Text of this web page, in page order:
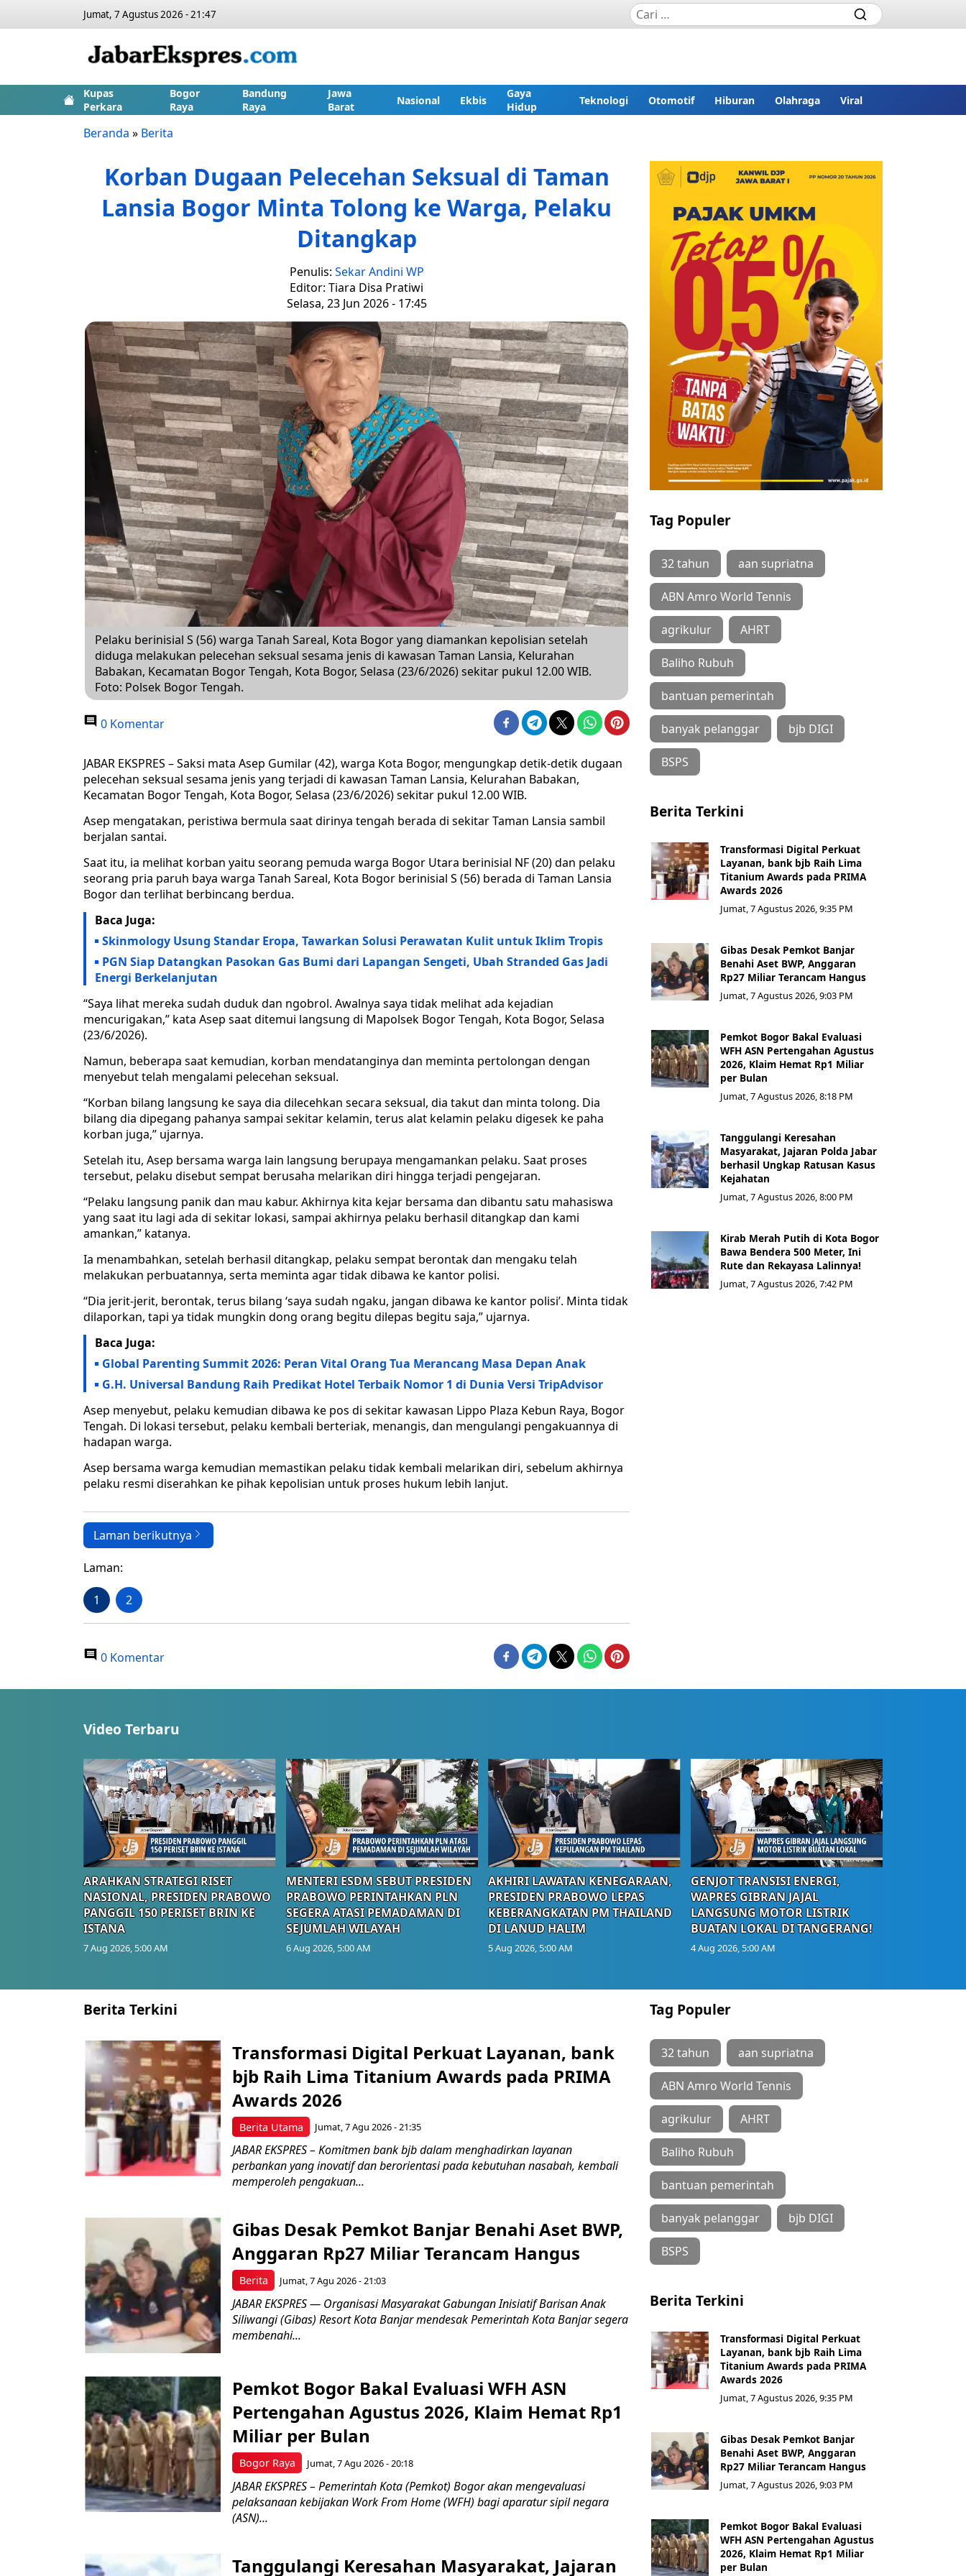
Jumat, 7 Agustus 2026 - 21:47
Kupas
Perkara
Bogor
Raya
Bandung
Raya
Jawa
Barat
Nasional Ekbis
Gaya
Hidup
Teknologi Otomotif Hiburan Olahraga Viral
Beranda » Berita
Korban Dugaan Pelecehan Seksual di Taman
Lansia Bogor Minta Tolong ke Warga, Pelaku
Ditangkap
Penulis: Sekar Andini WP
Editor: Tiara Disa Pratiwi
Selasa, 23 Jun 2026 - 17:45
Pelaku berinisial S (56) warga Tanah Sareal, Kota Bogor yang diamankan kepolisian setelah
diduga melakukan pelecehan seksual sesama jenis di kawasan Taman Lansia, Kelurahan
Babakan, Kecamatan Bogor Tengah, Kota Bogor, Selasa (23/6/2026) sekitar pukul 12.00 WIB.
Foto: Polsek Bogor Tengah.
0 Komentar
JABAR EKSPRES – Saksi mata Asep Gumilar (42), warga Kota Bogor, mengungkap detik-detik dugaan
pelecehan seksual sesama jenis yang terjadi di kawasan Taman Lansia, Kelurahan Babakan,
Kecamatan Bogor Tengah, Kota Bogor, Selasa (23/6/2026) sekitar pukul 12.00 WIB.
Asep mengatakan, peristiwa bermula saat dirinya tengah berada di sekitar Taman Lansia sambil
berjalan santai.
Saat itu, ia melihat korban yaitu seorang pemuda warga Bogor Utara berinisial NF (20) dan pelaku
seorang pria paruh baya warga Tanah Sareal, Kota Bogor berinisial S (56) berada di Taman Lansia
Bogor dan terlihat berbincang berdua.
Baca Juga:
Skinmology Usung Standar Eropa, Tawarkan Solusi Perawatan Kulit untuk Iklim Tropis
PGN Siap Datangkan Pasokan Gas Bumi dari Lapangan Sengeti, Ubah Stranded Gas Jadi
Energi Berkelanjutan
“Saya lihat mereka sudah duduk dan ngobrol. Awalnya saya tidak melihat ada kejadian
mencurigakan,” kata Asep saat ditemui langsung di Mapolsek Bogor Tengah, Kota Bogor, Selasa
(23/6/2026).
Namun, beberapa saat kemudian, korban mendatanginya dan meminta pertolongan dengan
menyebut telah mengalami pelecehan seksual.
“Korban bilang langsung ke saya dia dilecehkan secara seksual, dia takut dan minta tolong. Dia
bilang dia dipegang pahanya sampai sekitar kelamin, terus alat kelamin pelaku digesek ke paha
korban juga,” ujarnya.
Setelah itu, Asep bersama warga lain langsung berupaya mengamankan pelaku. Saat proses
tersebut, pelaku disebut sempat berusaha melarikan diri hingga terjadi pengejaran.
“Pelaku langsung panik dan mau kabur. Akhirnya kita kejar bersama dan dibantu satu mahasiswa
yang saat itu lagi ada di sekitar lokasi, sampai akhirnya pelaku berhasil ditangkap dan kami
amankan,” katanya.
Ia menambahkan, setelah berhasil ditangkap, pelaku sempat berontak dan mengaku telah
melakukan perbuatannya, serta meminta agar tidak dibawa ke kantor polisi.
“Dia jerit-jerit, berontak, terus bilang ‘saya sudah ngaku, jangan dibawa ke kantor polisi’. Minta tidak
dilaporkan, tapi ya tidak mungkin dong orang begitu dilepas begitu saja,” ujarnya.
Baca Juga:
Global Parenting Summit 2026: Peran Vital Orang Tua Merancang Masa Depan Anak
G.H. Universal Bandung Raih Predikat Hotel Terbaik Nomor 1 di Dunia Versi TripAdvisor
Asep menyebut, pelaku kemudian dibawa ke pos di sekitar kawasan Lippo Plaza Kebun Raya, Bogor
Tengah. Di lokasi tersebut, pelaku kembali berteriak, menangis, dan mengulangi pengakuannya di
hadapan warga.
Asep bersama warga kemudian memastikan pelaku tidak kembali melarikan diri, sebelum akhirnya
pelaku resmi diserahkan ke pihak kepolisian untuk proses hukum lebih lanjut.
Laman berikutnya
Laman:
1 2
0 Komentar
Tag Populer
32 tahun aan supriatna
ABN Amro World Tennis
agrikulur AHRT
Baliho Rubuh
bantuan pemerintah
banyak pelanggar bjb DIGI
BSPS
Berita Terkini
Transformasi Digital Perkuat
Layanan, bank bjb Raih Lima
Titanium Awards pada PRIMA
Awards 2026
Jumat, 7 Agustus 2026, 9:35 PM
Gibas Desak Pemkot Banjar
Benahi Aset BWP, Anggaran
Rp27 Miliar Terancam Hangus
Jumat, 7 Agustus 2026, 9:03 PM
Pemkot Bogor Bakal Evaluasi
WFH ASN Pertengahan Agustus
2026, Klaim Hemat Rp1 Miliar
per Bulan
Jumat, 7 Agustus 2026, 8:18 PM
Tanggulangi Keresahan
Masyarakat, Jajaran Polda Jabar
berhasil Ungkap Ratusan Kasus
Kejahatan
Jumat, 7 Agustus 2026, 8:00 PM
Kirab Merah Putih di Kota Bogor
Bawa Bendera 500 Meter, Ini
Rute dan Rekayasa Lalinnya!
Jumat, 7 Agustus 2026, 7:42 PM
Video Terbaru
ARAHKAN STRATEGI RISET
NASIONAL, PRESIDEN PRABOWO
PANGGIL 150 PERISET BRIN KE
ISTANA
7 Aug 2026, 5:00 AM
MENTERI ESDM SEBUT PRESIDEN
PRABOWO PERINTAHKAN PLN
SEGERA ATASI PEMADAMAN DI
SEJUMLAH WILAYAH
6 Aug 2026, 5:00 AM
AKHIRI LAWATAN KENEGARAAN,
PRESIDEN PRABOWO LEPAS
KEBERANGKATAN PM THAILAND
DI LANUD HALIM
5 Aug 2026, 5:00 AM
GENJOT TRANSISI ENERGI,
WAPRES GIBRAN JAJAL
LANGSUNG MOTOR LISTRIK
BUATAN LOKAL DI TANGERANG!
4 Aug 2026, 5:00 AM
Berita Terkini
Berita Utama
Transformasi Digital Perkuat Layanan, bank
bjb Raih Lima Titanium Awards pada PRIMA
Awards 2026
Jumat, 7 Agu 2026 - 21:35
JABAR EKSPRES – Komitmen bank bjb dalam menghadirkan layanan
perbankan yang inovatif dan berorientasi pada kebutuhan nasabah, kembali
memperoleh pengakuan...
Berita
Gibas Desak Pemkot Banjar Benahi Aset BWP,
Anggaran Rp27 Miliar Terancam Hangus
Jumat, 7 Agu 2026 - 21:03
JABAR EKSPRES — Organisasi Masyarakat Gabungan Inisiatif Barisan Anak
Siliwangi (Gibas) Resort Kota Banjar mendesak Pemerintah Kota Banjar segera
membenahi...
Bogor Raya
Pemkot Bogor Bakal Evaluasi WFH ASN
Pertengahan Agustus 2026, Klaim Hemat Rp1
Miliar per Bulan
Jumat, 7 Agu 2026 - 20:18
JABAR EKSPRES – Pemerintah Kota (Pemkot) Bogor akan mengevaluasi
pelaksanaan kebijakan Work From Home (WFH) bagi aparatur sipil negara
(ASN)...
Tanggulangi Keresahan Masyarakat, Jajaran
Tag Populer
32 tahun aan supriatna
ABN Amro World Tennis
agrikulur AHRT
Baliho Rubuh
bantuan pemerintah
banyak pelanggar bjb DIGI
BSPS
Berita Terkini
Transformasi Digital Perkuat
Layanan, bank bjb Raih Lima
Titanium Awards pada PRIMA
Awards 2026
Jumat, 7 Agustus 2026, 9:35 PM
Gibas Desak Pemkot Banjar
Benahi Aset BWP, Anggaran
Rp27 Miliar Terancam Hangus
Jumat, 7 Agustus 2026, 9:03 PM
Pemkot Bogor Bakal Evaluasi
WFH ASN Pertengahan Agustus
2026, Klaim Hemat Rp1 Miliar
per Bulan